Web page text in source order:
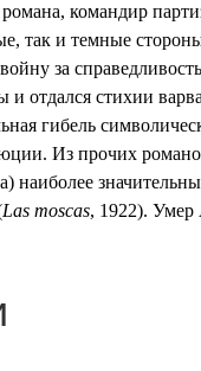
командир
, так и темные
за
и отдался стихии
гибель
Из прочих
наиболее значительны
Las moscas, 1922). Умер